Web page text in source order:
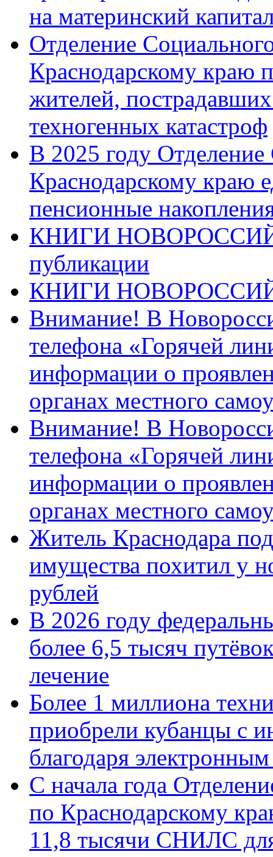
на материнский
Отделение
Краснодарскому краю
жителей,
техногенных катастроф
В 2025 году
Краснодарскому краю
пенсионные
КНИГИ
публикации
КНИГИ
Внимание! В
телефона «Горячей
информации о
органах местного
Внимание! В
телефона «Горячей
информации о
органах местного
Житель Краснодара
имущества похитил у
рублей
В 2026 году
более 6,5 тысяч
лечение
Более 1 миллиона
приобрели кубанцы с
благодаря
С начала года
по Краснодарскому
11,8 тысячи СНИЛС